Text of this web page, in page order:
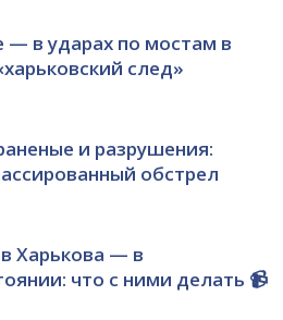
— в ударах по мостам в
след»
и разрушения:
обстрел
Харькова — в
что с ними делать 📹